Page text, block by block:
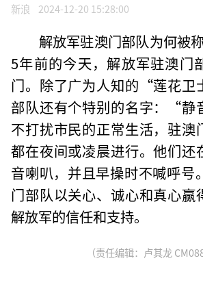
新浪 2024-12-20 15:28:00
解放军驻澳门部队为何被
5年前的今天，解放军驻澳门
门。除了广为人知的“莲花
部队还有个特别的名字：“静
不打扰市民的正常生活，驻澳
都在夜间或凌晨进行。他们还
音喇叭，并且早操时不喊呼号
门部队以关心、诚心和真心赢
解放军的信任和支持。
（责任编辑：卢其龙